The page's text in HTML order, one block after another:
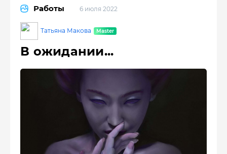
Работы 6 июля 2022
Татьяна Макова
В ожидании...